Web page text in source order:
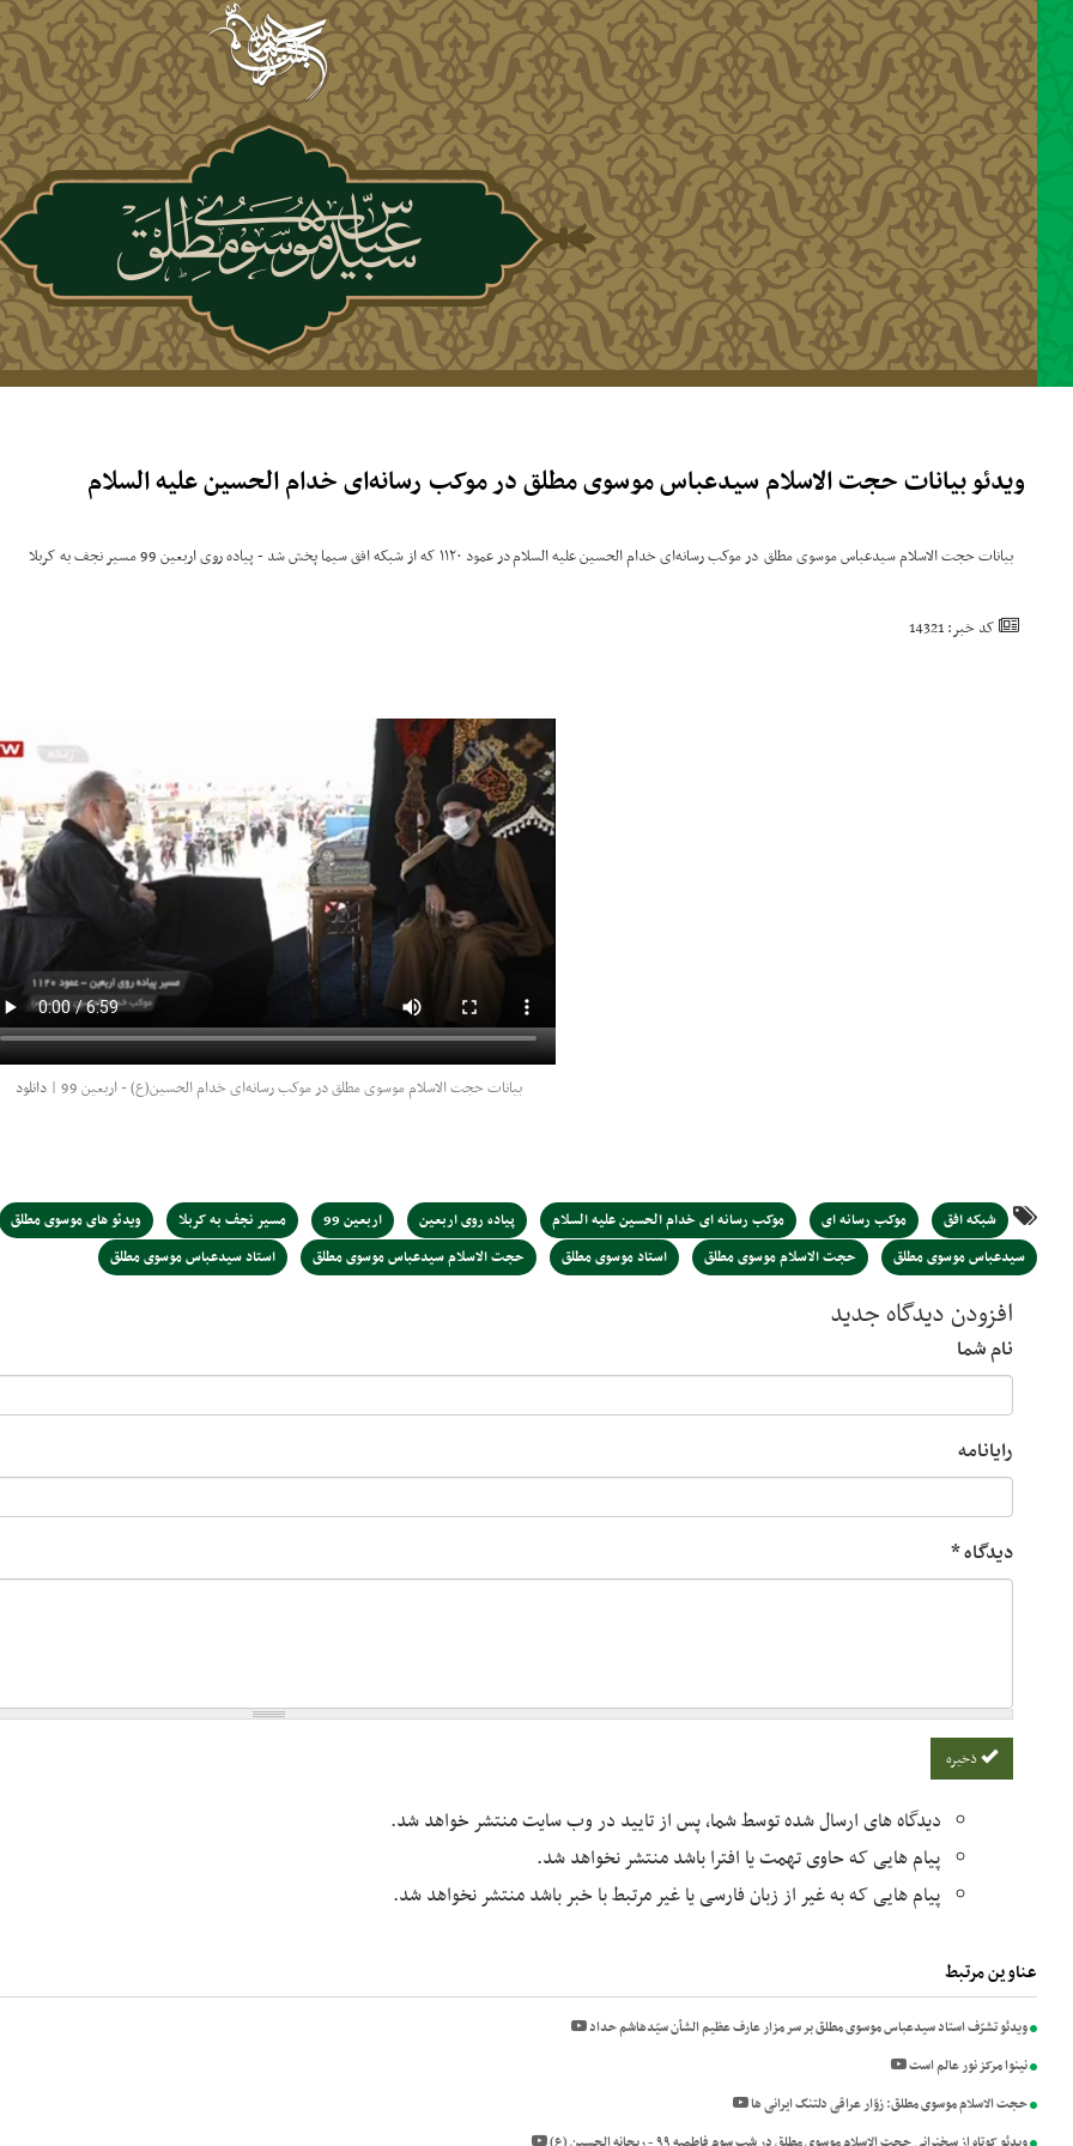
رفتن به محتوای اصلی
ویدئو بیانات حجت الاسلام سیدعباس موسوی مطلق در موکب رسانه‌ای خدام الحسین علیه السلام
بیانات حجت الاسلام سیدعباس موسوی مطلق در موکب رسانه‌ای خدام الحسین علیه السلام در عمود ۱۱۲۰ که از شبکه افق سیما پخش شد - پیاده روی اربعین 99 مسیر نجف به کربلا
کد خبر: 14321
بیانات حجت الاسلام موسوی مطلق در موکب رسانه‌ای خدام الحسین(ع) - اربعین 99 | دانلود
شبکه افق موکب رسانه ای موکب رسانه ای خدام الحسین علیه السلام پیاده روی اربعین اربعین 99 مسیر نجف به کربلا ویدئو های موسوی مطلق
سیدعباس موسوی مطلق
حجت الاسلام موسوی مطلق استاد موسوی مطلق حجت الاسلام سیدعباس موسوی مطلق استاد سیدعباس موسوی مطلق
افزودن دیدگاه جدید
نام شما
رایانامه
دیدگاه*
دیدگاه های ارسال شده توسط شما، پس از تایید در وب سایت منتشر خواهد شد.
پیام هایی که حاوی تهمت یا افترا باشد منتشر نخواهد شد.
پیام هایی که به غیر از زبان فارسی یا غیر مرتبط با خبر باشد منتشر نخواهد شد.
عناوین مرتبط
ویدئو تشرّف استاد سیدعباس موسوی مطلق بر سر مزار عارف عظیم الشأن سیّدهاشم حداد
نینوا مرکز نور عالم است
حجت الاسلام موسوی مطلق: زوّار عراقی دلتنگ ایرانی ها